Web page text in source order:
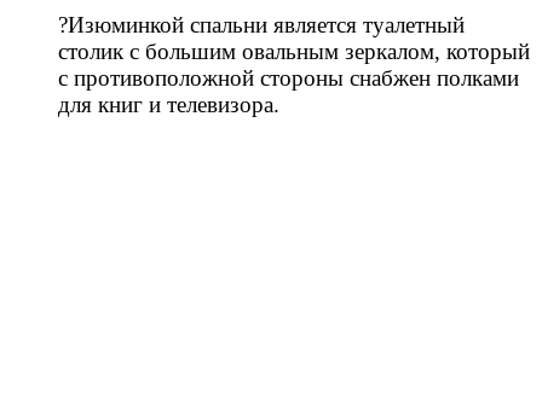
?Изюминкой спальни является туалетный
столик с большим овальным зеркалом, который
с противоположной стороны снабжен полками
для книг и телевизора.